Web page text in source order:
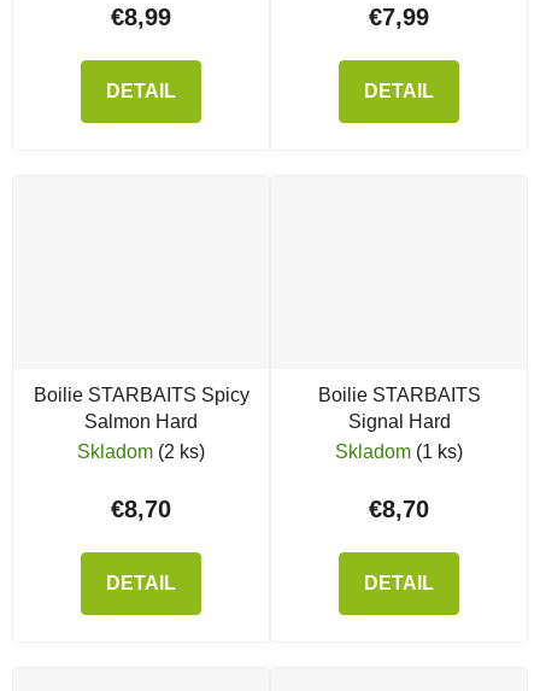
€8,99
DETAIL
€7,99
DETAIL
Boilie STARBAITS Spicy
Salmon Hard
Skladom (2 ks)
€8,70
DETAIL
Boilie STARBAITS
Signal Hard
Skladom (1 ks)
€8,70
DETAIL